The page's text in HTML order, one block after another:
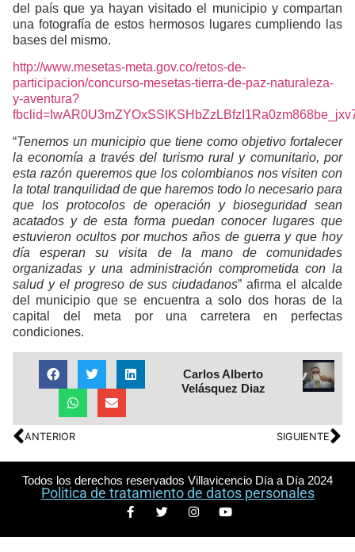
del país que ya hayan visitado el municipio y compartan
una fotografía de estos hermosos lugares cumpliendo las
bases del mismo.
http://www.mesetas-meta.gov.co/retos-de-
participacion/concurso-mesetas-tierra-de-paz-naturaleza-
y-aventura?
“Tenemos un municipio que tiene como objetivo fortalecer
la economía a través del turismo rural y comunitario, por
esta razón queremos que los colombianos nos visiten con
la total tranquilidad de que haremos todo lo necesario para
que los protocolos de operación y bioseguridad sean
acatados y de esta forma puedan conocer lugares que
estuvieron ocultos por muchos años de guerra y que hoy
día esperan su visita de la mano de comunidades
organizadas y una administración comprometida con la
salud y el progreso de sus ciudadanos” afirma el alcalde
del municipio que se encuentra a solo dos horas de la
capital del meta por una carretera en perfectas
condiciones.
Carlos Alberto
Velásquez Diaz
ANTERIOR SIGUIENTE
Todos los derechos reservados Villavicencio Día a Día 2024
Politica de tratamiento de datos personales